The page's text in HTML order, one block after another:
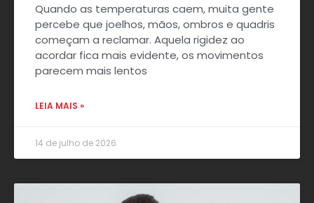
Quando as temperaturas caem, muita gente
percebe que joelhos, mãos, ombros e quadris
começam a reclamar. Aquela rigidez ao
acordar fica mais evidente, os movimentos
parecem mais lentos
LEIA MAIS »
14 de julho de 2026